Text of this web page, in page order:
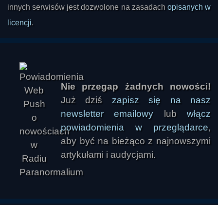
innych serwisów jest dozwolone na zasadach opisanych w
licencji.
Nie przegap żadnych nowości!
Już dziś zapisz się na nasz
newsletter emailowy lubwłącz
powiadomienia w przeglądarce,
aby być na bieżąco z najnowszymi
artykułami i audycjami.